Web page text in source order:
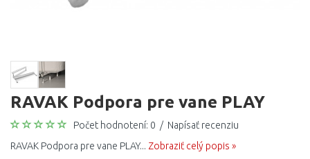
RAVAK Podpora pre vane PLAY
Počet hodnotení: 0 / Napísať recenziu
RAVAK Podpora pre vane PLAY... Zobraziť celý popis »